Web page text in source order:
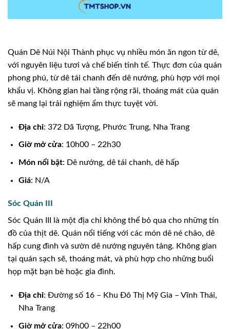
Quán Dê Núi Nội Thành phục vụ nhiều món ăn ngon từ dê,
với nguyên liệu tươi và chế biến tinh tế. Thực đơn của quán
phong phú, từ dê tái chanh đến dê nướng, phù hợp với mọi
khẩu vị. Không gian hai tầng rộng rãi, thoáng mát của quán
sẽ mang lại trải nghiệm ẩm thực tuyệt vời.
Địa chỉ: 372 Dã Tượng, Phước Trung, Nha Trang
Giờ mở cửa: 10h00 – 22h30
Món nổi bật: Dê nướng, dê tái chanh, dê hấp
Giá: N/A
Sóc Quán III
Sóc Quán III là một địa chỉ không thể bỏ qua cho những tín
đồ của thịt dê. Quán nổi tiếng với các món dê né chảo, dê
hấp cung đình và sườn dê nướng nguyên tảng. Không gian
tại quán sạch sẽ, thoáng mát, và phù hợp cho những buổi
họp mặt bạn bè hoặc gia đình.
Địa chỉ: Đường số 16 – Khu Đô Thị Mỹ Gia – Vĩnh Thái,
Nha Trang
Giờ mở cửa: 09h00 – 22h00